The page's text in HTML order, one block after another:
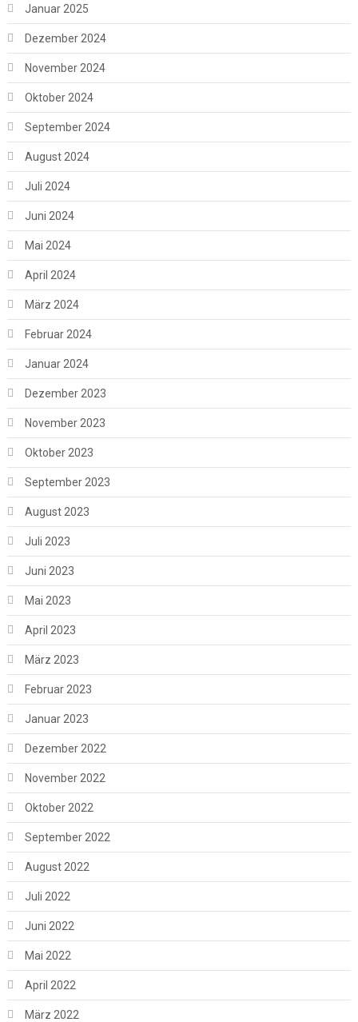
Januar 2025
Dezember 2024
November 2024
Oktober 2024
September 2024
August 2024
Juli 2024
Juni 2024
Mai 2024
April 2024
März 2024
Februar 2024
Januar 2024
Dezember 2023
November 2023
Oktober 2023
September 2023
August 2023
Juli 2023
Juni 2023
Mai 2023
April 2023
März 2023
Februar 2023
Januar 2023
Dezember 2022
November 2022
Oktober 2022
September 2022
August 2022
Juli 2022
Juni 2022
Mai 2022
April 2022
März 2022